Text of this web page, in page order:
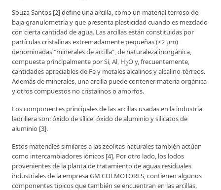
Souza Santos [2] define una arcilla, como un material terroso de
baja granulometría y que presenta plasticidad cuando es mezclado
con cierta cantidad de agua. Las arcillas están constituidas por
partículas cristalinas extremadamente pequeñas (<2 μm)
denominadas "minerales de arcilla", de naturaleza inorgánica,
compuesta principalmente por Si, Al, H2O y, frecuentemente,
cantidades apreciables de Fe y metales alcalinos y alcalino-térreos.
Además de minerales, una arcilla puede contener materia orgánica
y otros compuestos no cristalinos o amorfos.
Los componentes principales de las arcillas usadas en la industria
ladrillera son: óxido de sílice, óxido de aluminio y silicatos de
aluminio [3].
Estos materiales similares a las zeolitas naturales también actúan
como intercambiadores iónicos [4]. Por otro lado, los lodos
provenientes de la planta de tratamiento de aguas residuales
industriales de la empresa GM COLMOTORES, contienen algunos
componentes típicos que también se encuentran en las arcillas,